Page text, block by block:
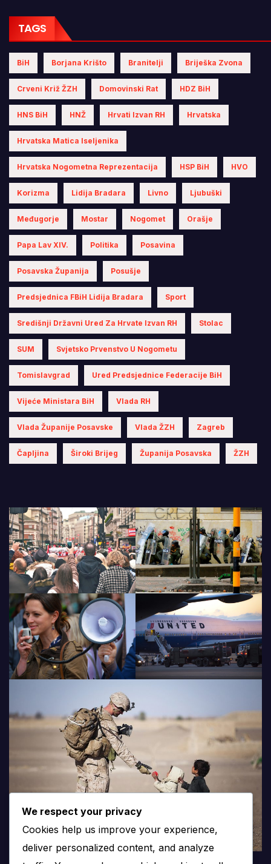
TAGS
BiH Borjana Krišto Branitelji Briješka Zvona
Crveni Križ ŽZH Domovinski Rat HDZ BiH
HNS BiH HNŽ Hrvati Izvan RH Hrvatska
Hrvatska Matica Iseljenika
Hrvatska Nogometna Reprezentacija HSP BiH HVO
Korizma Lidija Bradara Livno Ljubuški
Međugorje Mostar Nogomet Orašje
Papa Lav XIV. Politika Posavina
Posavska Županija Posušje
Predsjednica FBiH Lidija Bradara Sport
Središnji Državni Ured Za Hrvate Izvan RH Stolac
SUM Svjetsko Prvenstvo U Nogometu
Tomislavgrad Ured Predsjednice Federacije BiH
Vijeće Ministara BiH Vlada RH
Vlada Županije Posavske Vlada ŽZH Zagreb
Čapljina Široki Brijeg Županija Posavska ŽZH
We respect your privacy
Cookies help us improve your experience,
deliver personalized content, and analyze